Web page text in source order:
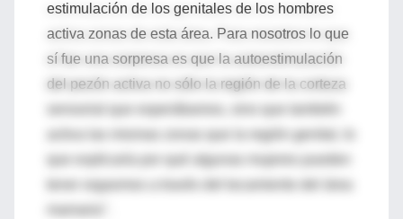
estimulación de los genitales de los hombres
activa zonas de esta área. Para nosotros lo que
sí fue una sorpresa es que la autoestimulación
del pezón activa no sólo la región de la corteza
activa las mismas zonas que la región genital, lo
que explicaría por qué algunas mujeres pueden
tener orgasmos a través del tocamiento del área